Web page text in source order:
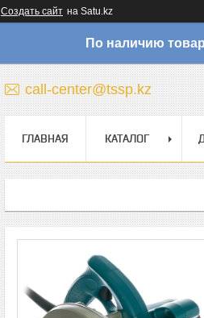
Создать сайт на Satu.kz
По наличию
call-center@tssp.kz
ГЛАВНАЯ КАТАЛОГ